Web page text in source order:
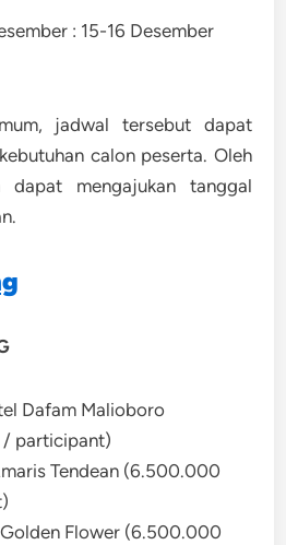
: 15-16 Desember
jadwal tersebut dapat
calon peserta. Oleh
dapat mengajukan tanggal
Dafam Malioboro
participant)
Tendean (6.500.000
Flower (6.500.000